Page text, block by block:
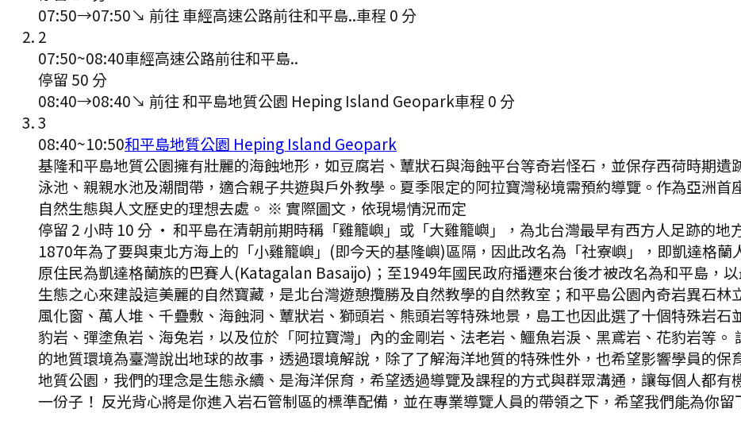
07:50→07:50↘ 前往 車經高速公路前往和平島..車程 0 分
2
07:50~08:40車經高速公路前往和平島..
停留 50 分
08:40→08:40↘ 前往和平島地質公園 Heping Island Geopark車程 0 分
3
08:40~10:50和平島地質公園 Heping Island Geopark
基隆和平島地質公園擁有壯麗的海蝕地形，如豆腐岩、蕈狀石與海蝕平台等奇岩怪石，並保存西荷時期
泳池、親親水池及潮間帶，適合親子共遊與戶外教學。夏季限定的阿拉寶灣秘境需預約導覽。作為亞洲
自然生態與人文歷史的理想去處。 ※ 實際圖文，依現場情況而定
停留 2 小時 10 分 · 和平島在清朝前期時稱「雞籠嶼」或「大雞籠嶼」，為北台灣最早有西方人足跡的
1870年為了要與東北方海上的「小雞籠嶼」(即今天的基隆嶼)區隔，因此改名為「社寮嶼」，即凱達格
原住民為凱達格蘭族的巴賽人(Katagalan Basaijo)；至1949年國民政府播遷來台後才被改名為和平島，
生態之心來建設這美麗的自然寶藏，是北台灣遊憩攬勝及自然教學的自然教室；和平島公園內奇岩異石林
風化窗、萬人堆、千疊敷、海蝕洞、蕈狀岩、獅頭岩、熊頭岩等特殊地景，島工也因此選了十個特殊岩
豹岩、彈塗魚岩、海兔岩，以及位於「阿拉寶灣」內的金剛岩、法老岩、鱷魚岩淚、黑鳶岩、花豹岩等
的地質環境為臺灣說出地球的故事，透過環境解說，除了了解海洋地質的特殊性外，也希望影響學員的
地質公園，我們的理念是生態永續、是海洋保育，希望透過導覽及課程的方式與群眾溝通，讓每個人都
一份子！ 反光背心將是你進入岩石管制區的標準配備，並在專業導覽人員的帶領之下，希望我們能為你留